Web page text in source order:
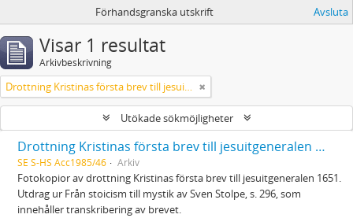
Förhandsgranska utskrift Avsluta
Visar 1 resultat
Arkivbeskrivning
Drottning Kristinas första brev till jesuitgeneralen 1651
Utökade sökmöjligheter
Drottning Kristinas första brev till jesuitgeneralen 1651
SE S-HS Acc1985/46 Arkiv
Fotokopior av drottning Kristinas första brev till jesuitgeneralen 1651.
Utdrag ur Från stoicism till mystik av Sven Stolpe, s. 296, som
innehåller transkribering av brevet.